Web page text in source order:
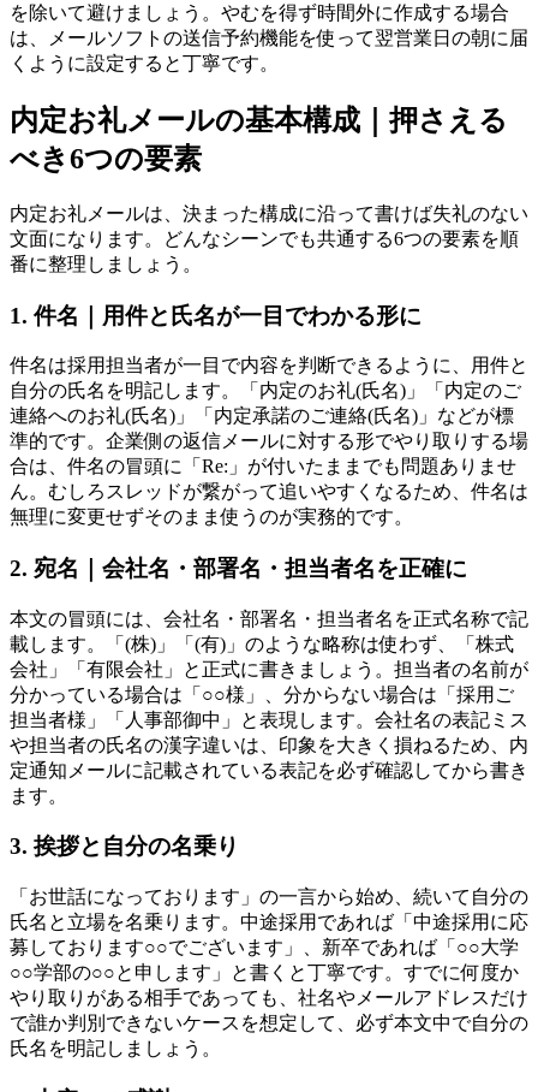
を除いて避けましょう。やむを得ず時間外に作成する場合
は、メールソフトの送信予約機能を使って翌営業日の朝に届
くように設定すると丁寧です。
内定お礼メールの基本構成｜押さえる
べき6つの要素
内定お礼メールは、決まった構成に沿って書けば失礼のない
文面になります。どんなシーンでも共通する6つの要素を順
番に整理しましょう。
1. 件名｜用件と氏名が一目でわかる形に
件名は採用担当者が一目で内容を判断できるように、用件と
自分の氏名を明記します。「内定のお礼(氏名)」「内定のご
連絡へのお礼(氏名)」「内定承諾のご連絡(氏名)」などが標
準的です。企業側の返信メールに対する形でやり取りする場
合は、件名の冒頭に「Re:」が付いたままでも問題ありませ
ん。むしろスレッドが繋がって追いやすくなるため、件名は
無理に変更せずそのまま使うのが実務的です。
2. 宛名｜会社名・部署名・担当者名を正確に
本文の冒頭には、会社名・部署名・担当者名を正式名称で記
載します。「(株)」「(有)」のような略称は使わず、「株式
会社」「有限会社」と正式に書きましょう。担当者の名前が
分かっている場合は「○○様」、分からない場合は「採用ご
担当者様」「人事部御中」と表現します。会社名の表記ミス
や担当者の氏名の漢字違いは、印象を大きく損ねるため、内
定通知メールに記載されている表記を必ず確認してから書き
ます。
3. 挨拶と自分の名乗り
「お世話になっております」の一言から始め、続いて自分の
氏名と立場を名乗ります。中途採用であれば「中途採用に応
募しております○○でございます」、新卒であれば「○○大学
○○学部の○○と申します」と書くと丁寧です。すでに何度か
やり取りがある相手であっても、社名やメールアドレスだけ
で誰か判別できないケースを想定して、必ず本文中で自分の
氏名を明記しましょう。